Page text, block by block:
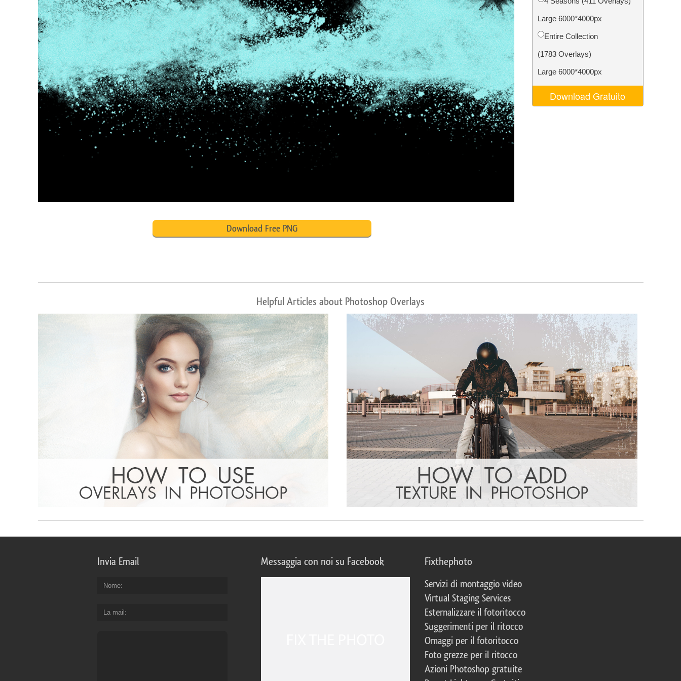
Servizi di ritocco del prodotto Servizi di ritocco gioielli Dati di Addestramento AI Video Editing Services
Large 6000*4000px
Entire Collection
(1783 Overlays)
Large 6000*4000px
Download Gratuito
Download Free PNG
Helpful Articles about Photoshop Overlays
Invia Email
Nome
La mail
Messaggia con noi su Facebook Fixthephoto
Servizi di montaggio video
Virtual Staging Services
Esternalizzare il fotoritocco
Suggerimenti per il ritocco
Omaggi per il fotoritocco
Foto grezze per il ritocco
Azioni Photoshop gratuite